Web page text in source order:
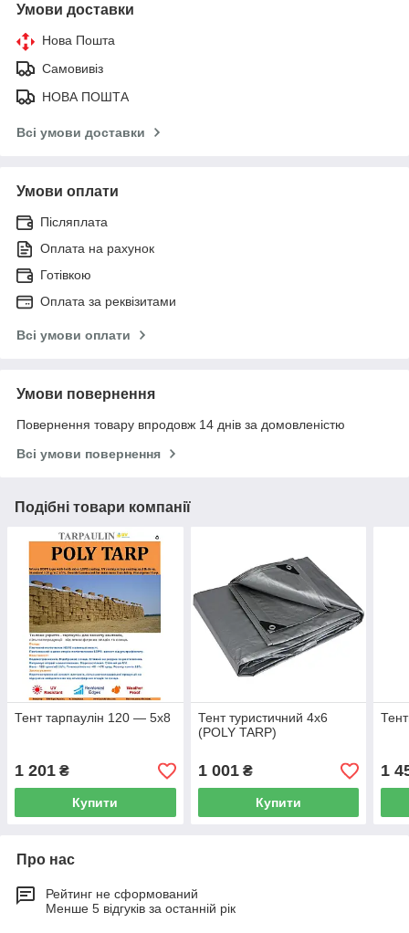
Умови доставки
Нова Пошта
Самовивіз
НОВА ПОШТА
Всі умови доставки
Умови оплати
Післяплата
Оплата на рахунок
Готівкою
Оплата за реквізитами
Всі умови оплати
Умови повернення
Повернення товару впродовж 14 днів за домовленістю
Всі умови повернення
Подібні товари компанії
Тент тарпаулін 120 — 5х8
1 201 ₴
Купити
Тент туристичний 4х6
(POLY TARP)
1 001₴
Купити
1
Про нас
Рейтинг не сформований
Менше 5 відгуків за останній рік